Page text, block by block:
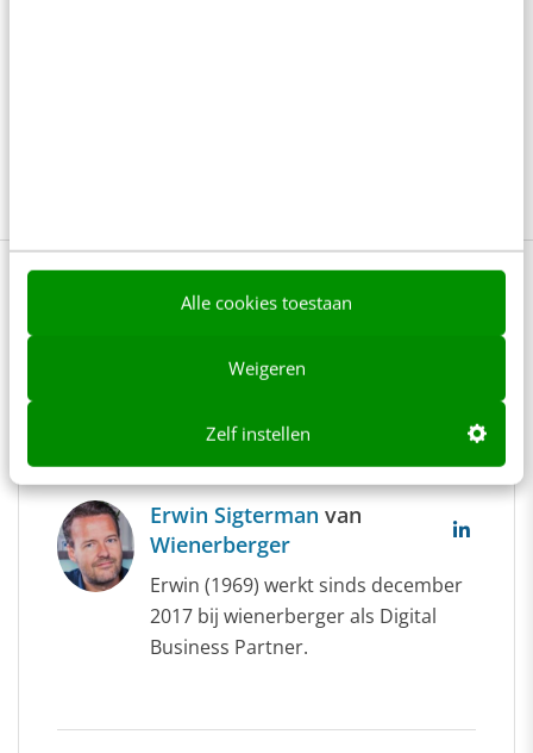
Alle cookies toestaan
Weigeren
Zelf instellen
Over de auteur
Erwin Sigterman van
Wienerberger
Erwin (1969) werkt sinds december
2017 bij wienerberger als Digital
Business Partner.